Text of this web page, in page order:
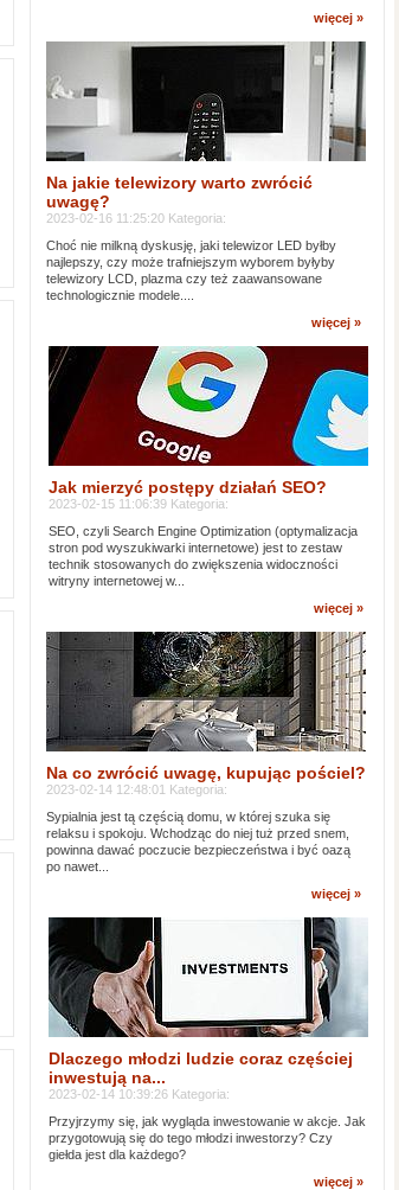
więcej »
Na jakie telewizory warto zwrócić
uwagę?
2023-02-16 11:25:20 Kategoria:
Choć nie milkną dyskusję, jaki telewizor LED byłby
najlepszy, czy może trafniejszym wyborem byłyby
telewizory LCD, plazma czy też zaawansowane
technologicznie modele....
więcej »
Jak mierzyć postępy działań SEO?
2023-02-15 11:06:39 Kategoria:
SEO, czyli Search Engine Optimization (optymalizacja
stron pod wyszukiwarki internetowe) jest to zestaw
technik stosowanych do zwiększenia widoczności
witryny internetowej w...
więcej »
Na co zwrócić uwagę, kupując pościel?
2023-02-14 12:48:01 Kategoria:
Sypialnia jest tą częścią domu, w której szuka się
relaksu i spokoju. Wchodząc do niej tuż przed snem,
powinna dawać poczucie bezpieczeństwa i być oazą
po nawet...
więcej »
Dlaczego młodzi ludzie coraz częściej
inwestują na...
2023-02-14 10:39:26 Kategoria:
Przyjrzymy się, jak wygląda inwestowanie w akcje. Jak
przygotowują się do tego młodzi inwestorzy? Czy
giełda jest dla każdego?
więcej »